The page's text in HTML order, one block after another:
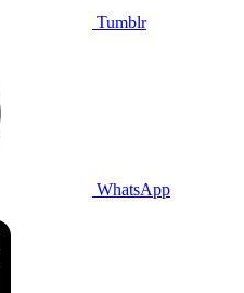
Tumblr
WhatsApp